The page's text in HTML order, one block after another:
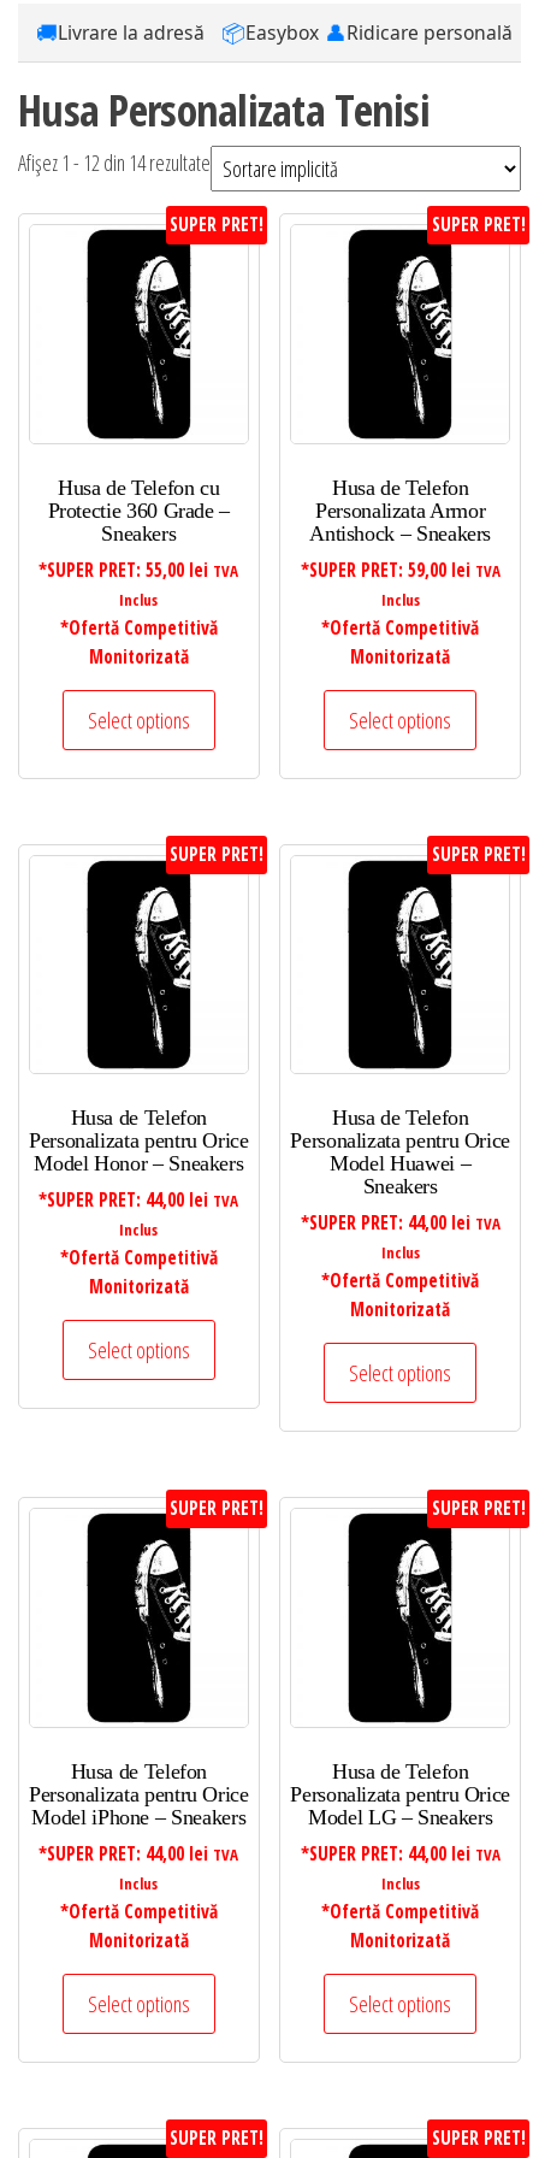
🚚Livrare la adresă 📦Easybox 👤Ridicare personală
Husa Personalizata Tenisi
Afișez 1 - 12 din 14 rezultate
SUPER PRET!
Husa de Telefon cu
Protectie 360 Grade –
Sneakers
*SUPER PRET:55,00 lei TVA
Inclus
*Ofertă Competitivă
Monitorizată
Select options
SUPER PRET!
Husa de Telefon
Personalizata Armor
Antishock – Sneakers
*SUPER PRET: 59,00 lei TVA
Inclus
*Ofertă Competitivă
Monitorizată
Select options
SUPER PRET!
Husa de Telefon
Personalizata pentru Orice
Model Honor – Sneakers
*SUPER PRET: 44,00 lei TVA
Inclus
*Ofertă Competitivă
Monitorizată
Select options
SUPER PRET!
Husa de Telefon
Personalizata pentru Orice
Model Huawei –
Sneakers
*SUPER PRET: 44,00 lei TVA
Inclus
*Ofertă Competitivă
Monitorizată
Select options
SUPER PRET!
Husa de Telefon
Personalizata pentru Orice
Model iPhone – Sneakers
*SUPER PRET: 44,00 lei TVA
Inclus
*Ofertă Competitivă
Monitorizată
Select options
SUPER PRET!
Husa de Telefon
Personalizata pentru Orice
Model LG – Sneakers
*SUPER PRET: 44,00 lei TVA
Inclus
*Ofertă Competitivă
Monitorizată
Select options
SUPER PRET! SUPER PRET!